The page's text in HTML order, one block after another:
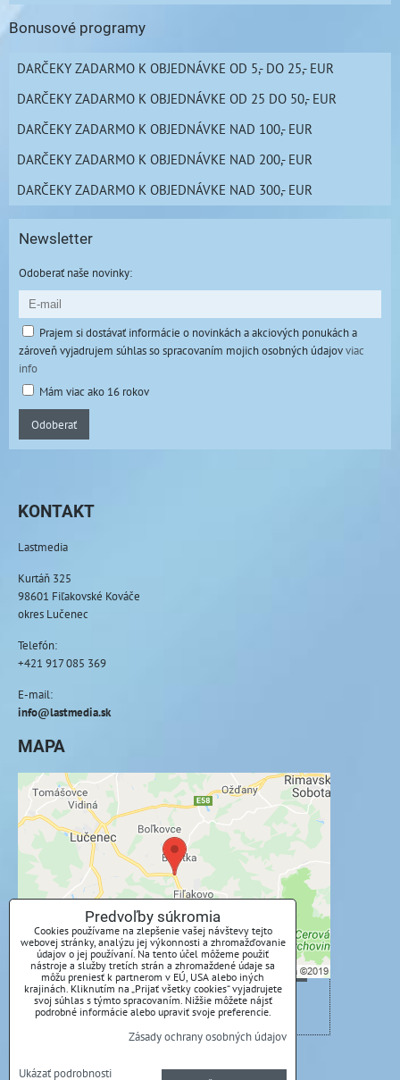
Bonusové programy
DARČEKY ZADARMO K OBJEDNÁVKE OD 5,- DO 25,- EUR
DARČEKY ZADARMO K OBJEDNÁVKE OD 25 DO 50,- EUR
DARČEKY ZADARMO K OBJEDNÁVKE NAD 100,- EUR
DARČEKY ZADARMO K OBJEDNÁVKE NAD 200,- EUR
DARČEKY ZADARMO K OBJEDNÁVKE NAD 300,- EUR
Newsletter
Odoberať naše novinky:
Prajem si dostávať informácie o novinkách a akciových ponukách a
zároveň vyjadrujem súhlas so spracovaním mojich osobných údajovviac
info
Mám viac ako 16 rokov
Odoberať
KONTAKT
Lastmedia
Kurtáň 325
98601 Fiľakovské Kováče
okres Lučenec
Telefón:
+421 917 085 369
E-mail:
info@lastmedia.sk
MAPA
Externý obsah je blokovaný Voľbami
súkromia
Prajete si načítať externý obsah?
Povoliť tentokrát
Povoliť a zapamätať - súhlas s druhom cookie:
Funkčné
Otvoriť obsah v novom okne
Predvoľby súkromia
Cookies používame na zlepšenie vašej návštevy tejto
webovej stránky, analýzu jej výkonnosti a zhromažďovanie
údajov o jej používaní. Na tento účel môžeme použiť
nástroje a služby tretích strán a zhromaždené údaje sa
môžu preniesť k partnerom v EÚ, USA alebo iných
krajinách. Kliknutím na „Prijať všetky cookies“ vyjadrujete
svoj súhlas s týmto spracovaním. Nižšie môžete nájsť
podrobné informácie alebo upraviť svoje preferencie.
Zásady ochrany osobných údajov
Ukázať podrobnosti